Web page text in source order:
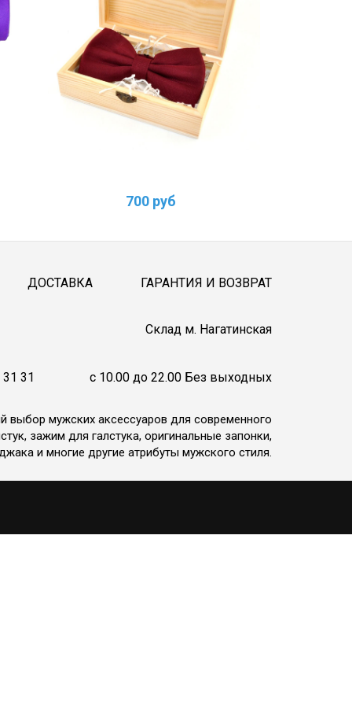
700 руб
ДОСТАВКА ГАРАНТИЯ И ВОЗВРАТ
Cклад м. Нагатинская
31 c 10.00 до 22.00 Без выходных
выбор мужских аксессуаров для современного
зажим для галстука, оригинальные запонки,
и многие другие атрибуты мужского стиля.